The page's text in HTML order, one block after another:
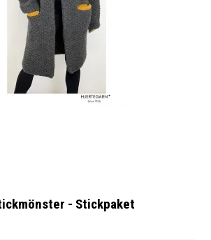
- Stickpaket